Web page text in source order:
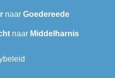
naar Goedereede
naar Middelharnis